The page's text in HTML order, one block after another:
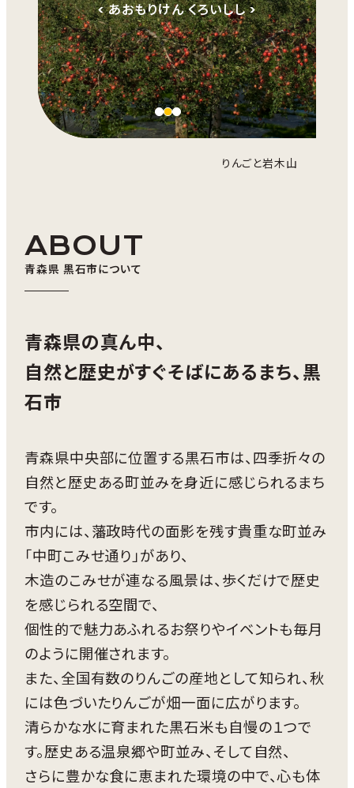
りんごと岩木山
< あおもりけん くろいしし >
ABOUT
青森県 黒石市について
青森県の真ん中、
自然と歴史がすぐそばにあるまち、黒
石市
青森県中央部に位置する黒石市は、四季折々の
自然と歴史ある町並みを身近に感じられるまち
です。
市内には、藩政時代の面影を残す貴重な町並み
「中町こみせ通り」があり、
木造のこみせが連なる風景は、歩くだけで歴史
を感じられる空間で、
個性的で魅力あふれるお祭りやイベントも毎月
のように開催されます。
また、全国有数のりんごの産地として知られ、秋
には色づいたりんごが畑一面に広がります。
清らかな水に育まれた黒石米も自慢の１つで
す。歴史ある温泉郷や町並み、そして自然、
さらに豊かな食に恵まれた環境の中で、心も体